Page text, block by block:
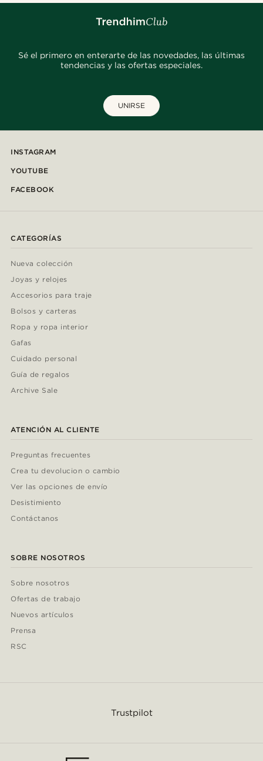
Sé el primero en enterarte de las novedades, las últimas
tendencias y las ofertas especiales.
UNIRSE
INSTAGRAM
YOUTUBE
FACEBOOK
CATEGORÍAS
Nueva colección
Joyas y relojes
Accesorios para traje
Bolsos y carteras
Ropa y ropa interior
Gafas
Cuidado personal
Guía de regalos
Archive Sale
ATENCIÓN AL CLIENTE
Preguntas frecuentes
Crea tu devolucion o cambio
Ver las opciones de envío
Desistimiento
Contáctanos
SOBRE NOSOTROS
Sobre nosotros
Ofertas de trabajo
Nuevos artículos
Prensa
RSC
Trustpilot